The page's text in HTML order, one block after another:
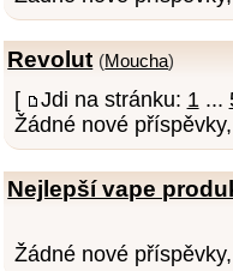
Revolut (Moucha)
[ Jdi na stránku: 1...
Žádné nové příspěvky,
Nejlepší vape
Žádné nové příspěvky,